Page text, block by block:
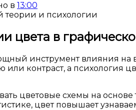
в 13:00
цвета в
инструмент влияния на
контраст, а психология
цветовые схемы на основе
цвет повышает